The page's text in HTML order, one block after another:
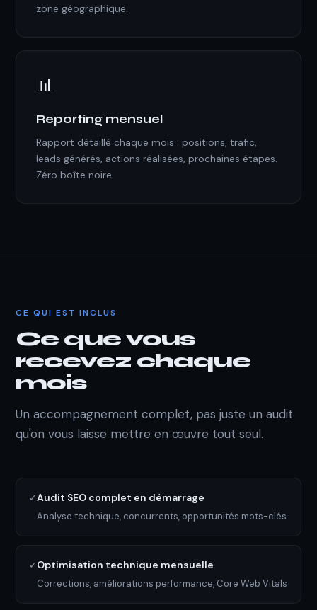
zone géographique.
📊
Reporting mensuel
Rapport détaillé chaque mois : positions, trafic,
leads générés, actions réalisées, prochaines étapes.
Zéro boîte noire.
CE QUI EST INCLUS
Ce que vous
recevez chaque
mois
Un accompagnement complet, pas juste un audit
qu'on vous laisse mettre en œuvre tout seul.
✓Audit SEO complet en démarrage
Analyse technique, concurrents, opportunités mots-clés
✓Optimisation technique mensuelle
Corrections, améliorations performance, Core Web Vitals